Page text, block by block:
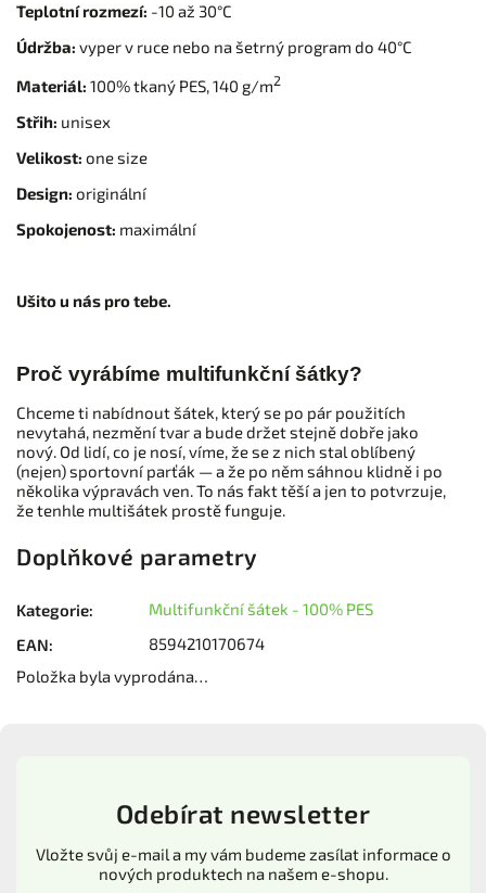
Teplotní rozmezí: -10 až 30°C
Údržba: vyper v ruce nebo na šetrný program do 40°C
Materiál: 100% tkaný PES, 140 g/m2
Střih: unisex
Velikost: one size
Design: originální
Spokojenost: maximální
Ušito u nás pro tebe.
Proč vyrábíme multifunkční šátky?
Chceme ti nabídnout šátek, který se po pár použitích
nevytahá, nezmění tvar a bude držet stejně dobře jako
nový. Od lidí, co je nosí, víme, že se z nich stal oblíbený
(nejen) sportovní parťák — a že po něm sáhnou klidně i po
několika výpravách ven. To nás fakt těší a jen to potvrzuje,
že tenhle multišátek prostě funguje.
Doplňkové parametry
Kategorie:
Multifunkční šátek - 100% PES
EAN:
8594210170674
Položka byla vyprodána…
Odebírat newsletter
Vložte svůj e-mail a my vám budeme zasílat informace o
nových produktech na našem e-shopu.